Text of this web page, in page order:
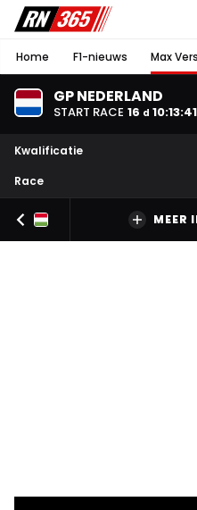
Home F1-nieuws Max
GP NEDERLAND
START RACE 16 d 10:13:40
Kwalificatie
Race
MEER